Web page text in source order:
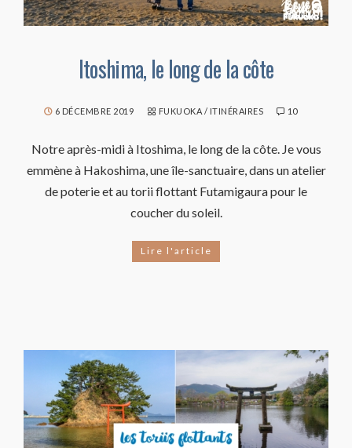
Itoshima, le long de la côte
6 DÉCEMBRE 2019 FUKUOKA / ITINÉRAIRES 10
Notre après-midi à Itoshima, le long de la côte. Je vous
emmène à Hakoshima, une île-sanctuaire, dans un atelier
de poterie et au torii flottant Futamigaura pour le
coucher du soleil.
Lire l'article